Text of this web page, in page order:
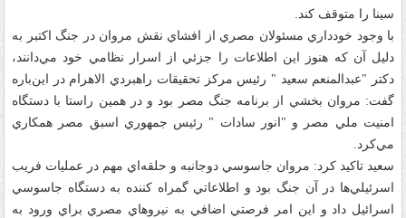
سينا را متوقف کند.
با وجود خودداري مسئولان مصري از افشاي نقش مروان در جنگ اکتبر به
دليل آن که هنوز اين اطلاعات را جزئي از اسرار نظامي خود مي‌دانند،
دکتر "عبدالمنعم سعيد " رئيس مرکز تحقيقات راهبردي الاهرام در اين‌باره
گفت: مروان بخشي از برنامه جنگ مصر بود و در همين راستا با دستگاه
امنيت ملي مصر و "انور سادات " رئيس جمهوري اسبق مصر همکاري
مي‌کرد.
سعيد تاکيد کرد: مروان جاسوسي دوجانبه و حلقه‌اي مهم در عمليات فريب
اسرئيلي‌ها در آن جنگ بود و اطلاعاتي گمراه کننده به دستگاه جاسوسي
اسرائيل داد و اين امر فرصتي اضافي به نيروهاي مصري براي ورود به